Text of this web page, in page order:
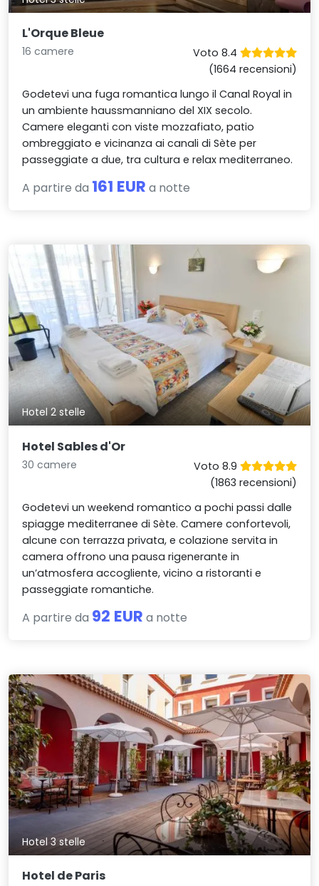
L'Orque Bleue
16 camere
Voto 8.4
(1664 recensioni)
Godetevi una fuga romantica lungo il Canal Royal in
un ambiente haussmanniano del XIX secolo.
Camere eleganti con viste mozzafiato, patio
ombreggiato e vicinanza ai canali di Sète per
passeggiate a due, tra cultura e relax mediterraneo.
A partire da 161 EUR a notte
Hotel 2 stelle
Hotel Sables d'Or
30 camere
Voto 8.9
(1863 recensioni)
Godetevi un weekend romantico a pochi passi dalle
spiagge mediterranee di Sète. Camere confortevoli,
alcune con terrazza privata, e colazione servita in
camera offrono una pausa rigenerante in
un’atmosfera accogliente, vicino a ristoranti e
passeggiate romantiche.
A partire da 92 EUR a notte
Hotel 3 stelle
Hotel de Paris